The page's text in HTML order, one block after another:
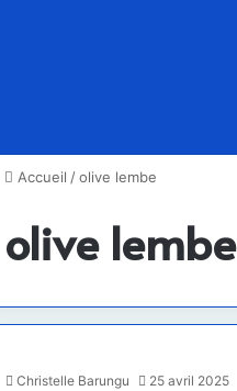
Accueil /olive lembe
olive lembe
Christelle Barungu 25 avril 2025